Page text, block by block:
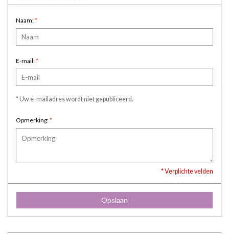
Naam:*
E-mail:*
* Uw e-mailadres wordt niet gepubliceerd.
Opmerking:*
* Verplichte velden
Opslaan